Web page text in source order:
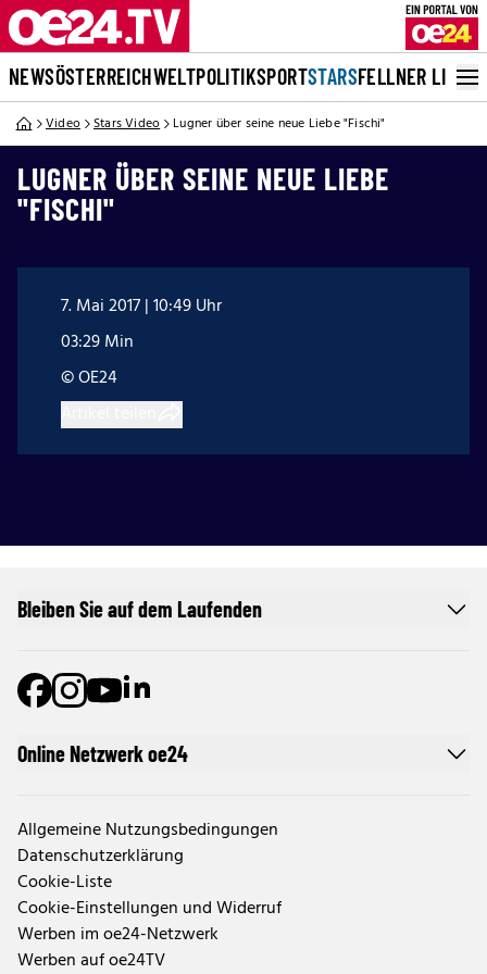
NEWSÖSTERREICHWELTPOLITIKSPORTSTARSFELLNER LIVE
Video Stars Video Lugner über seine neue Liebe "Fischi"
LUGNER ÜBER SEINE NEUE LIEBE
"FISCHI"
7. Mai 2017 | 10:49 Uhr
03:29 Min
© OE24
Online Netzwerk oe24
Allgemeine Nutzungsbedingungen
Datenschutzerklärung
Cookie-Liste
Cookie-Einstellungen und Widerruf
Werben im oe24-Netzwerk
Werben auf oe24TV
Bleiben Sie auf dem Laufenden